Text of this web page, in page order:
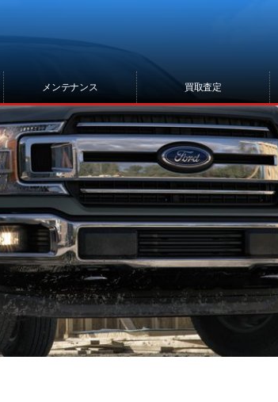
メンテナンス 買取査定